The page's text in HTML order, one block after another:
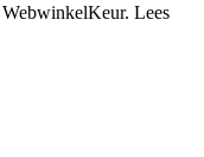
WebwinkelKeur. Lees